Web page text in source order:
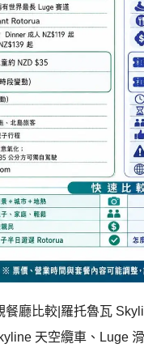
廳比較|羅托魯瓦
天空纜車、Luge